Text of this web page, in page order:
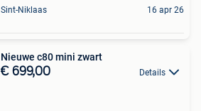
Sint-Niklaas 16 apr 26
Nieuwe c80 mini zwart
€ 699,00 Details